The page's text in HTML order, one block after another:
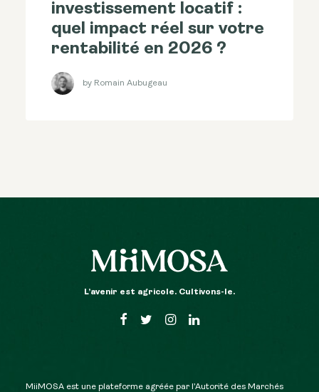
investissement locatif :
quel impact réel sur votre
rentabilité en 2026 ?
by Romain Aubugeau
L’avenir est agricole. Cultivons-le.
MiiMOSA est une plateforme agréée par l’Autorité des Marchés